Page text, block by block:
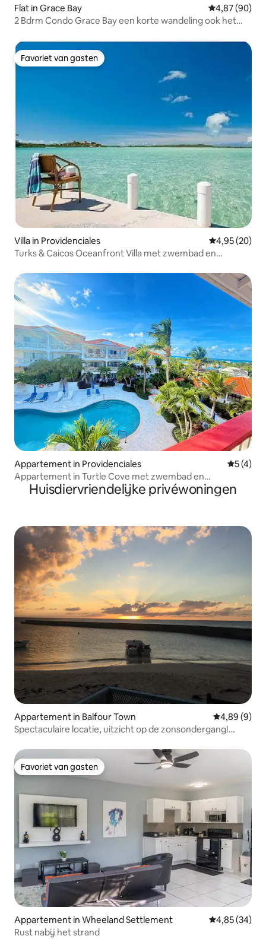
Flat in Grace Bay Gemiddelde
4,87 (90)
2 Bdrm Condo Grace Bay een korte wandeling ook het
Favoriet van gasten
Favoriet van gasten
Villa in Providenciales Gemiddelde
4,95 (20)
Turks & Caicos Oceanfront Villa met zwembad en
Appartement in Providenciales
5 (4)
Appartement in Turtle Cove met zwembad en
fitnessruimte
Huisdiervriendelijke privéwoningen
Appartement in Balfour Town Gemiddelde
4,89 (9)
Spectaculaire locatie, uitzicht op de zonsondergang!
Favoriet van gasten
Favoriet van gasten
Appartement in Wheeland Settlement Gemiddelde
4,85 (34)
Rust nabij het strand